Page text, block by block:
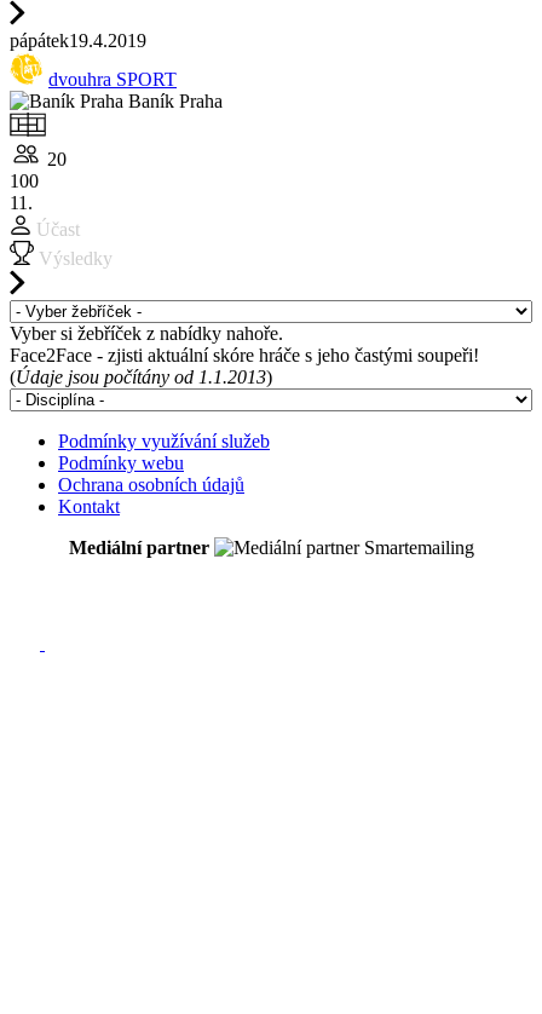
pápátek19.4.2019
dvouhra SPORT
Baník Praha
20
100
11.
Účast
Výsledky
Vyber si žebříček z nabídky nahoře.
Face2Face - zjisti aktuální skóre hráče s jeho častými soupeři!
(Údaje jsou počítány od 1.1.2013)
Podmínky využívání služeb
Podmínky webu
Ochrana osobních údajů
Kontakt
Mediální partner